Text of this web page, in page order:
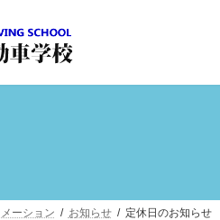
ーション お知らせ 定休日のお知らせ